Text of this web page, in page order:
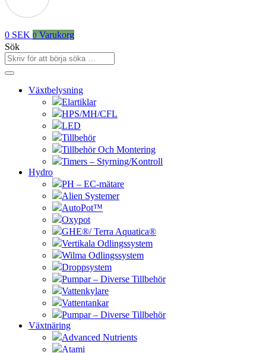
0 SEK 0 Varukorg
Sök
Växtbelysning
Elartiklar
HPS/MH/CFL
LED
Tillbehör
Tillbehör Och Montering
Timers – Styrning/Kontroll
Hydro
PH – EC-mätare
Alien Systemer
AutoPot™
Oxypot
GHE®/ Terra Aquatica®
Vertikala Odlingssystem
Wilma Odlingssystem
Droppsystem
Pumpar – Diverse Tillbehör
Vattenkylare
Vattentankar
Pumpar – Diverse Tillbehör
Växtnäring
Advanced Nutrients
Atami